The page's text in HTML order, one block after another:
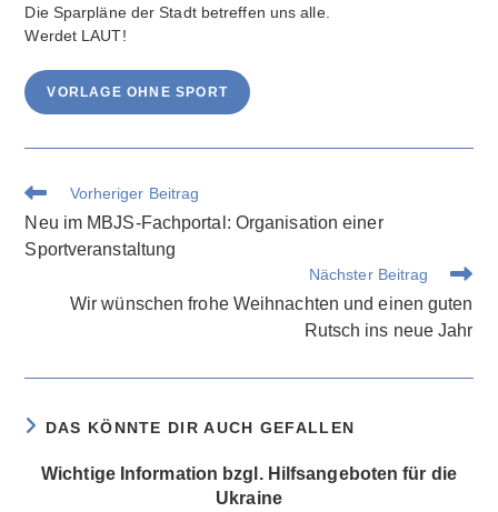
Die Sparpläne der Stadt betreffen uns alle.
Werdet LAUT!
VORLAGE OHNE SPORT
Weitere
Artikel
ansehen
Vorheriger Beitrag
Neu im MBJS-Fachportal: Organisation einer
Sportveranstaltung
Nächster Beitrag
Wir wünschen frohe Weihnachten und einen guten
Rutsch ins neue Jahr
DAS KÖNNTE DIR AUCH GEFALLEN
Wichtige Information bzgl. Hilfsangeboten für die
Ukraine